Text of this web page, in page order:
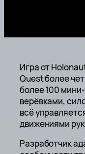
Игра от
Quest более
более 100
верёвками,
всё
движениями
Разработчик